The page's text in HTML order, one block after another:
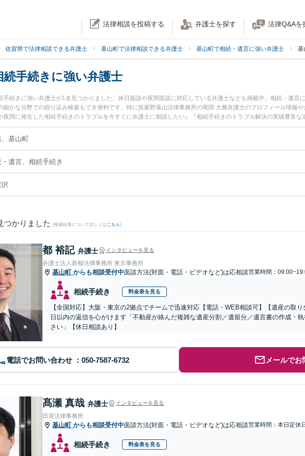
法律相談を投稿する 弁護士を探す 法律Q&Aを
佐賀県で法律相談できる弁護士 基山町で法律相談できる弁護士 基山町で相続・遺言に強い弁護士 基
続手続きに強い弁護士
手続きに強い弁護士が1名見つかりました。休日面談や夜間面談に対応している弁護士なども掲載中。相続・遺言
細かな分野での絞り込み検索もでき便利です。特に筑紫野基山法律事務所の尾関 大雅弁護士のプロフィール情報
夜間に発生した相続手続きのトラブルを今すぐに弁護士に相談したい』『相続手続きのトラブル解決の実績豊富
相談できる基山町内の弁護士に相談予約したい』などでお困りの相談者さんにおすすめです。
基山町
遺言、相続手続き
択
つかりました (検索結果について詳しくは こちら)
都 裕記 弁護士 インタビューを見る
弁護士法人新都法律事務所 東京事務所
基山町 からも相談受付中面談方法(対面・電話・ビデオなど)は応相談営業時間：
相続手続き 料金表を見る
【全国対応】大阪・東京の2拠点でチームで迅速対応【電話・WEB相談可】【遺産の取
日以内の返信を心がけます「不動産が絡んだ複雑な遺産分割／遺留分／遺言書の作成・
さい」【休日相談あり】
電話でお問い合わせ メールでお
髙瀬 真哉 弁護士 インタビューを見る
田迎法律事務所
基山町 からも相談受付中面談方法(対面・電話・ビデオなど)は応相談営業時間：本日定休日
相続手続き 料金表を見る